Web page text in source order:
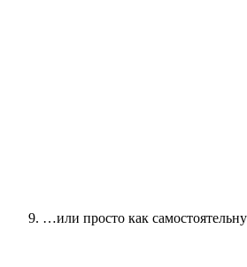
…или просто как